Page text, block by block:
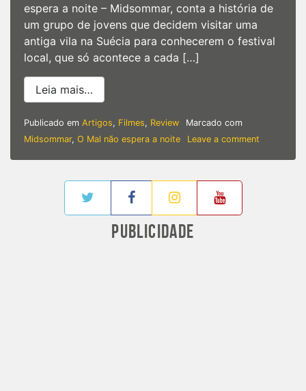
espera a noite – Midsommar, conta a história de
um grupo de jovens que decidem visitar uma
antiga vila na Suécia para conhecerem o festival
local, que só acontece a cada […]
Leia mais…
Publicado em Artigos, Filmes, Review
Marcado com
Midsommar, O Mal não espera a noite Leave a comment
|
PUBLICIDADE